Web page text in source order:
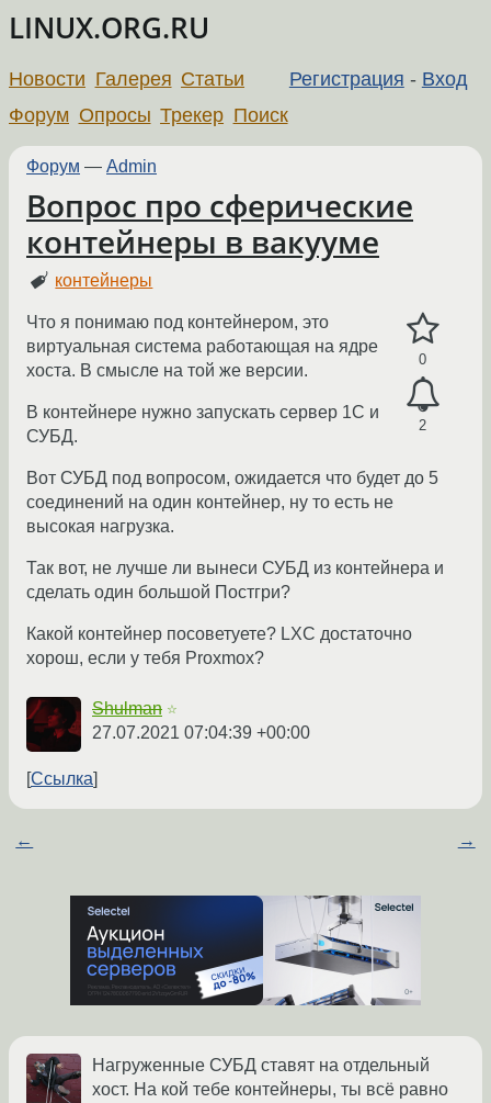
LINUX.ORG.RU
Регистрация - Вход
Новости Галерея Статьи
Форум Опросы Трекер Поиск
Форум — Admin
Вопрос про сферические
контейнеры в вакууме
контейнеры
0
2
Что я понимаю под контейнером, это
виртуальная система работающая на ядре
хоста. В смысле на той же версии.
В контейнере нужно запускать сервер 1С и
СУБД.
Вот СУБД под вопросом, ожидается что будет до 5
соединений на один контейнер, ну то есть не
высокая нагрузка.
Так вот, не лучше ли вынеси СУБД из контейнера и
сделать один большой Постгри?
Какой контейнер посоветуете? LXC достаточно
хорош, если у тебя Proxmox?
Shulman ☆
27.07.2021 07:04:39 +00:00
Ссылка
← →
Нагруженные СУБД ставят на отдельный
хост. На кой тебе контейнеры, ты всё равно